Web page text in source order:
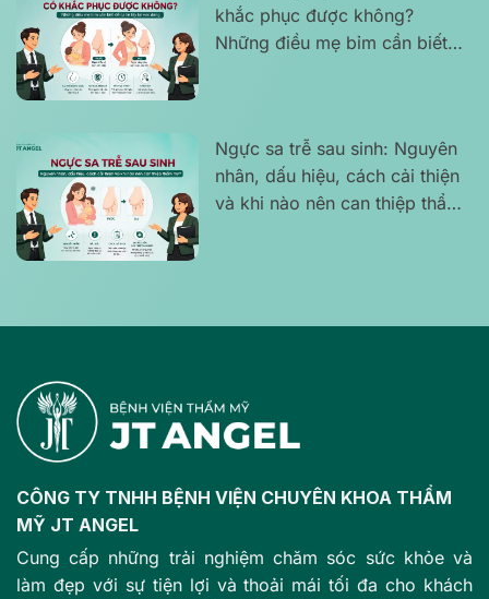
khắc phục được không?
Những điều mẹ bỉm cần biết
Ngực sa trễ sau sinh: Nguyên
nhân, dấu hiệu, cách cải thiện
và khi nào nên can thiệp thẩm
CÔNG TY TNHH BỆNH VIỆN CHUYÊN KHOA THẨM
MỸ JT ANGEL
Cung cấp những trải nghiệm chăm sóc sức khỏe và
làm đẹp với sự tiện lợi và thoải mái tối đa cho khách